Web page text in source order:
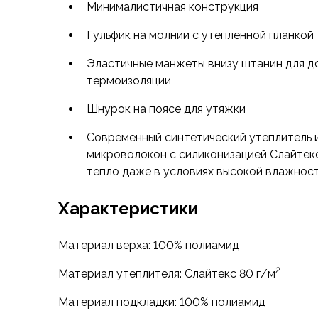
Обувь
Ботинки
Утепленные
Неутепленные
Кроссовки
Трейловые кроссовки
Повседневные кроссовки
Сапоги
Демисезонные
Вкладыши
Гамаши, бахилы
утеплителя из высокоизвитых микроволокон
Найс 80 г/м2. Этот утеплитель стоек к
поэтому брюки будут функциональными, даже
влажное термобельё или будете
Минималистичная конструкция
Гульфик на молнии с утепленной планкой
Эластичные манжеты внизу штанин для
термоизоляции
Шнурок на поясе для утяжки
Современный синтетический утеплитель
микроволокон с силиконизацией
тепло даже в условиях высокой
Характеристики
Материал верха: 100% полиамид
Материал утеплителя: Слайтекс 80 г/м2
Материал подкладки: 100% полиамид